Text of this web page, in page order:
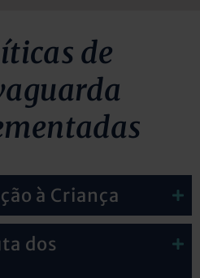
de
à Criança
dos